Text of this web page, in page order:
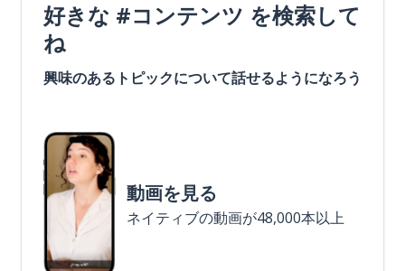
好きな #コンテンツ を検索して
ね
興味のあるトピックについて話せるようになろう
動画を見る
ネイティブの動画が48,000本以上